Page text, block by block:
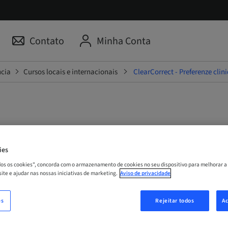
Contato Minha Conta
Cursos locais e internacionais ClearCorrect - Preferenze
- Preferenze cliniche,
e modulo di
Online
os cookies", concorda com o armazenamento de cookies no seu dispositivo para melhorar
e ajudar nas nossas iniciativas de marketing. Aviso de privacidade
Rejeitar todos